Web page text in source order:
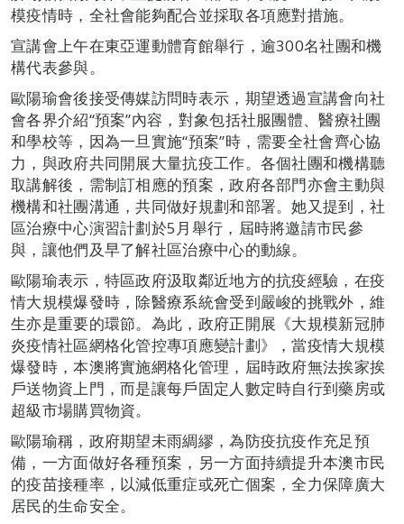
模疫情時，全社會能夠配合並採取各項應對措施。
宣講會上午在東亞運動體育館舉行，逾300名社團和機
構代表參與。
歐陽瑜會後接受傳媒訪問時表示，期望透過宣講會向社
會各界介紹“預案”內容，對象包括社服團體、醫療社團
和學校等，因為一旦實施“預案”時，需要全社會齊心協
力，與政府共同開展大量抗疫工作。各個社團和機構聽
取講解後，需制訂相應的預案，政府各部門亦會主動與
機構和社團溝通，共同做好規劃和部署。她又提到，社
區治療中心演習計劃於5月舉行，屆時將邀請市民參
與，讓他們及早了解社區治療中心的動線。
歐陽瑜表示，特區政府汲取鄰近地方的抗疫經驗，在疫
情大規模爆發時，除醫療系統會受到嚴峻的挑戰外，維
生亦是重要的環節。為此，政府正開展《大規模新冠肺
炎疫情社區網格化管控專項應變計劃》，當疫情大規模
爆發時，本澳將實施網格化管理，屆時政府無法挨家挨
戶送物資上門，而是讓每戶固定人數定時自行到藥房或
超級市場購買物資。
歐陽瑜稱，政府期望未雨綢繆，為防疫抗疫作充足預
備，一方面做好各種預案，另一方面持續提升本澳市民
的疫苗接種率，以減低重症或死亡個案，全力保障廣大
居民的生命安全。